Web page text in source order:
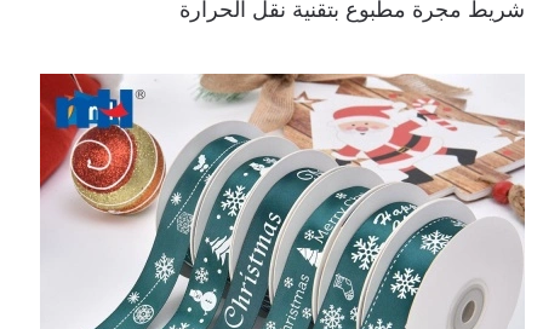
شريط مجرة ​​مطبوع بتقنية نقل الحرارة